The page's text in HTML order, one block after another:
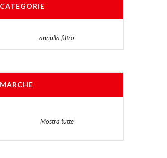
CATEGORIE
annulla filtro
MARCHE
Mostra tutte